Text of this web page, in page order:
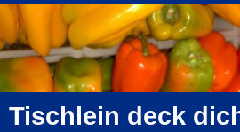
Direkt
zum
Inhalt
Tischlein deck